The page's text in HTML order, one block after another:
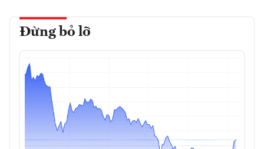
Đừng bỏ lỡ